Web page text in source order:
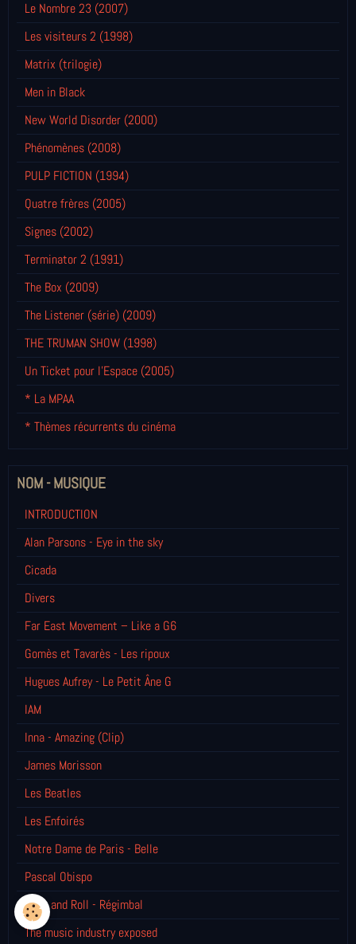
Le Nombre 23 (2007)
Les visiteurs 2 (1998)
Matrix (trilogie)
Men in Black
New World Disorder (2000)
Phénomènes (2008)
PULP FICTION (1994)
Quatre frères (2005)
Signes (2002)
Terminator 2 (1991)
The Box (2009)
The Listener (série) (2009)
THE TRUMAN SHOW (1998)
Un Ticket pour l'Espace (2005)
* La MPAA
* Thèmes récurrents du cinéma
NOM - MUSIQUE
INTRODUCTION
Alan Parsons - Eye in the sky
Cicada
Divers
Far East Movement – Like a G6
Gomès et Tavarès - Les ripoux
Hugues Aufrey - Le Petit Âne G
IAM
Inna - Amazing (Clip)
James Morisson
Les Beatles
Les Enfoirés
Notre Dame de Paris - Belle
Pascal Obispo
Rock and Roll - Régimbal
The music industry exposed